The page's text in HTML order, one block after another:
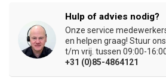
Hulp of advies nodig?
Onze service
en helpen graag! Stuur
t/m vrij. tussen 09:00-
+31 (0)85-4864121